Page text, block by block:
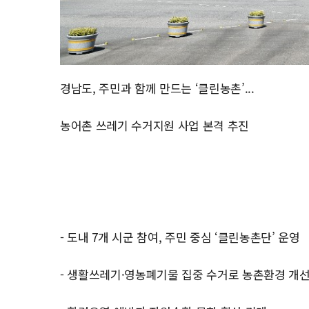
경남도, 주민과 함께 만드는 ‘클린농촌’...
농어촌 쓰레기 수거지원 사업 본격 추진
- 도내 7개 시군 참여, 주민 중심 ‘클린농촌단’ 운영
- 생활쓰레기·영농폐기물 집중 수거로 농촌환경 개